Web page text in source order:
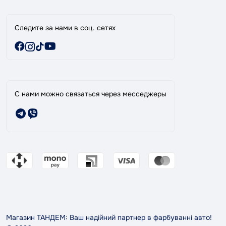
Следите за нами в соц. сетях
С нами можно связаться через месседжеры
Магазин ТАНДЕМ: Ваш надійний партнер в фарбуванні авто!